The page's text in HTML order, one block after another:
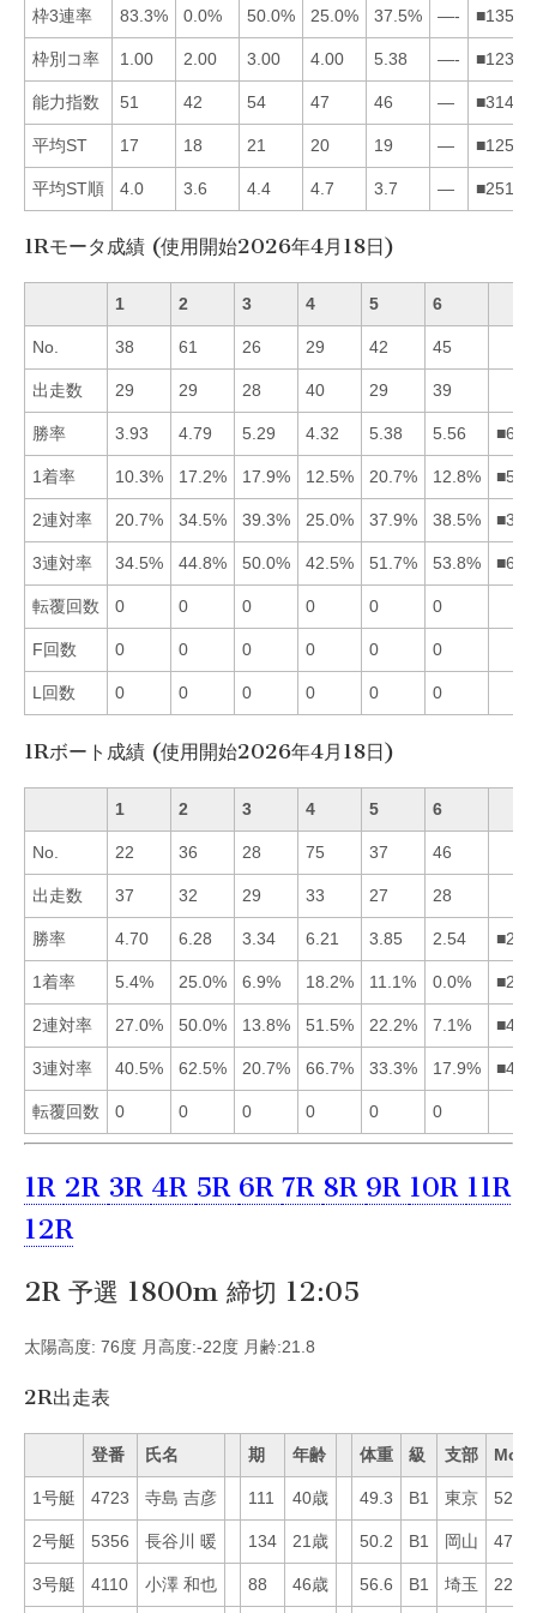
枠3連率 83.3% 0.0% 50.0% 25.0% 37.5% —-
枠別コ率 1.00 2.00 3.00 4.00 5.38 —-
能力指数 51 42 54 47 46 —
平均ST 17 18 21 20 19 —
平均ST順 4.0 3.6 4.4 4.7 3.7 —
1Rモータ成績 (使用開始2026年4月18日)
1 2 3 4 5 6
No. 38 61 26 29 42 45
出走数 29 29 28 40 29 39
勝率 3.93 4.79 5.29 4.32 5.38 5.56
1着率 10.3% 17.2% 17.9% 12.5% 20.7% 12.8%
2連対率 20.7% 34.5% 39.3% 25.0% 37.9% 38.5%
3連対率 34.5% 44.8% 50.0% 42.5% 51.7% 53.8%
転覆回数 0 0 0 0 0 0
F回数 0 0 0 0 0 0
L回数 0 0 0 0 0 0
1Rボート成績 (使用開始2026年4月18日)
1 2 3 4 5 6
No. 22 36 28 75 37 46
出走数 37 32 29 33 27 28
勝率 4.70 6.28 3.34 6.21 3.85 2.54
1着率 5.4% 25.0% 6.9% 18.2% 11.1% 0.0%
2連対率 27.0% 50.0% 13.8% 51.5% 22.2% 7.1%
3連対率 40.5% 62.5% 20.7% 66.7% 33.3% 17.9%
転覆回数 0 0 0 0 0 0
1R 2R 3R 4R 5R 6R 7R 8R 9R 10R 11R
12R
2R 予選 1800m 締切 12:05
太陽高度: 76度 月高度:-22度 月齢:21.8
2R出走表
登番 氏名 期 年齢 体重 級 支部 Mo
1号艇 4723 寺島 吉彦 111 40歳 49.3 B1 東京 52
2号艇 5356 長谷川 暖 134 21歳 50.2 B1 岡山 47
3号艇 4110 小澤 和也 88 46歳 56.6 B1 埼玉 22